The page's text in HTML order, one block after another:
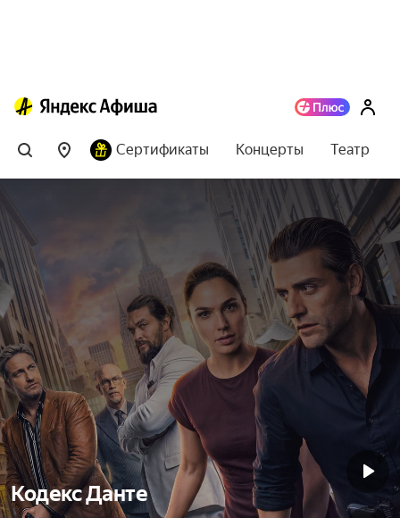
Сертификаты Концерты Театр
Кодекс Данте